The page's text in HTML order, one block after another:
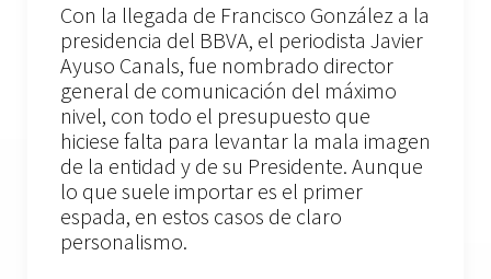
Con la llegada de Francisco González a la
presidencia del BBVA, el periodista Javier
Ayuso Canals, fue nombrado director
general de comunicación del máximo
nivel, con todo el presupuesto que
hiciese falta para levantar la mala imagen
de la entidad y de su Presidente. Aunque
lo que suele importar es el primer
espada, en estos casos de claro
personalismo.